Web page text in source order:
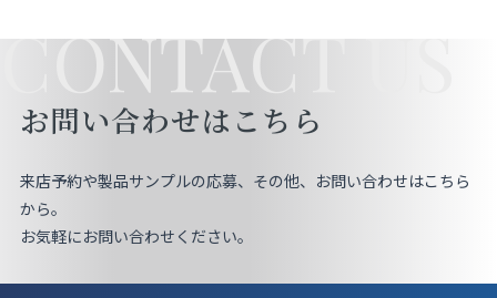
CONTACT US
お問い合わせはこちら
来店予約や製品サンプルの応募、その他、お問い合わせはこちら
から。
お気軽にお問い合わせください。